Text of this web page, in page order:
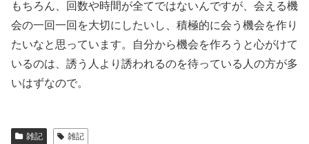
もちろん、回数や時間が全てではないんですが、会える機
会の一回一回を大切にしたいし、積極的に会う機会を作り
たいなと思っています。自分から機会を作ろうと心がけて
いるのは、誘う人より誘われるのを待っている人の方が多
いはずなので。
雑記 雑記